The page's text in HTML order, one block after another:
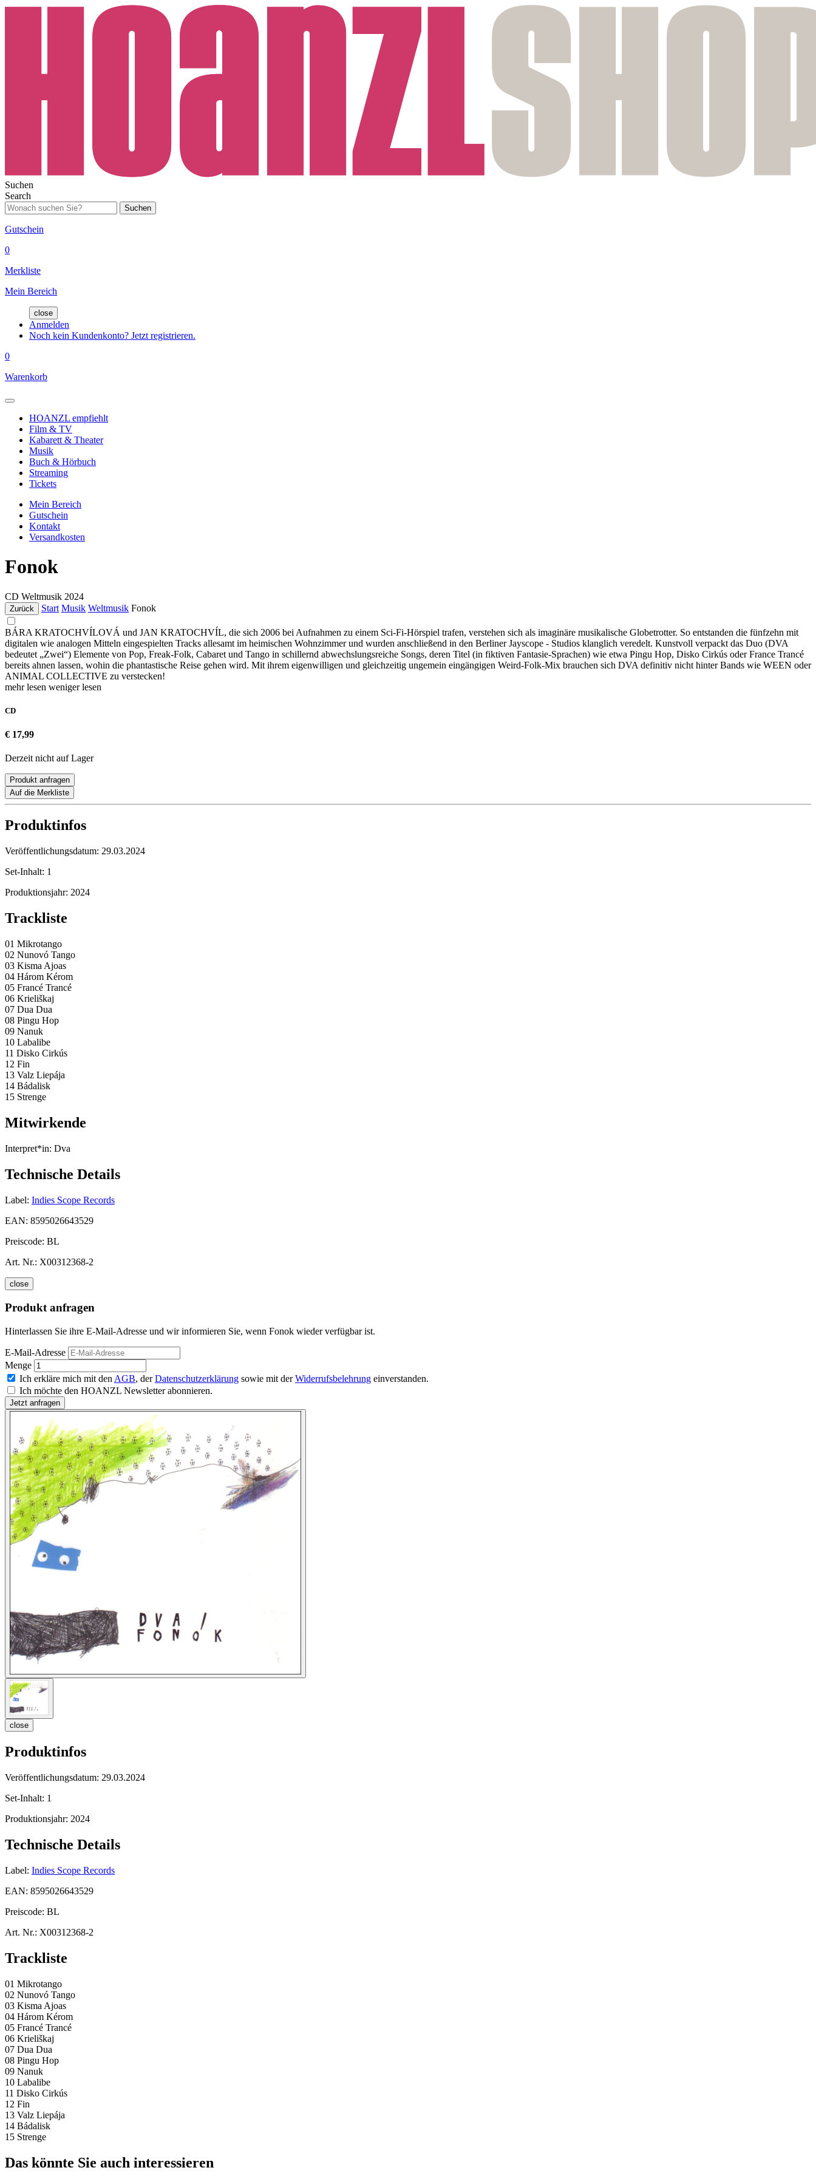
Suchen
Search
Suchen
Gutschein
0
Merkliste
Mein Bereich
close
Anmelden
Noch kein Kundenkonto? Jetzt registrieren.
0
Warenkorb
HOANZL empfiehlt
Film & TV
Kabarett & Theater
Musik
Buch & Hörbuch
Streaming
Tickets
Mein Bereich
Gutschein
Kontakt
Versandkosten
Fonok
CD Weltmusik 2024
Zurück Start Musik Weltmusik Fonok
BÁRA KRATOCHVÍLOVÁ und JAN KRATOCHVÍL, die sich 2006 bei Aufnahmen zu einem Sci-Fi-Hörspiel trafen, verstehen sich als imaginäre musikalische Globetrotter. So entstanden die fünfzehn mit
digitalen wie analogen Mitteln eingespielten Tracks allesamt im heimischen Wohnzimmer und wurden anschließend in den Berliner Jayscope - Studios klanglich veredelt. Kunstvoll verpackt das Duo (DVA
bedeutet „Zwei“) Elemente von Pop, Freak-Folk, Cabaret und Tango in schillernd abwechslungsreiche Songs, deren Titel (in fiktiven Fantasie-Sprachen) wie etwa Pingu Hop, Disko Cirkús oder France Trancé
bereits ahnen lassen, wohin die phantastische Reise gehen wird. Mit ihrem eigenwilligen und gleichzeitig ungemein eingängigen Weird-Folk-Mix brauchen sich DVA definitiv nicht hinter Bands wie WEEN oder
ANIMAL COLLECTIVE zu verstecken!
mehr lesen weniger lesen
CD
€ 17,99
Derzeit nicht auf Lager
Produkt anfragen
Auf die Merkliste
Produktinfos
Veröffentlichungsdatum: 29.03.2024
Set-Inhalt: 1
Produktionsjahr: 2024
Trackliste
01 Mikrotango
02 Nunovó Tango
03 Kisma Ajoas
04 Három Kérom
05 Francé Trancé
06 Krieliškaj
07 Dua Dua
08 Pingu Hop
09 Nanuk
10 Labalibe
11 Disko Cirkús
12 Fin
13 Valz Liepája
14 Bádalisk
15 Strenge
Mitwirkende
Interpret*in: Dva
Technische Details
Label: Indies Scope Records
EAN: 8595026643529
Preiscode: BL
Art. Nr.: X00312368-2
close
Produkt anfragen
Hinterlassen Sie ihre E-Mail-Adresse und wir informieren Sie, wenn Fonok wieder verfügbar ist.
E-Mail-Adresse
Menge
Ich erkläre mich mit den AGB, derDatenschutzerklärung sowie mit derWiderrufsbelehrung einverstanden.
Ich möchte den HOANZL Newsletter abonnieren.
close
Produktinfos
Veröffentlichungsdatum: 29.03.2024
Set-Inhalt: 1
Produktionsjahr: 2024
Technische Details
Label: Indies Scope Records
EAN: 8595026643529
Preiscode: BL
Art. Nr.: X00312368-2
Trackliste
01 Mikrotango
02 Nunovó Tango
03 Kisma Ajoas
04 Három Kérom
05 Francé Trancé
06 Krieliškaj
07 Dua Dua
08 Pingu Hop
09 Nanuk
10 Labalibe
11 Disko Cirkús
12 Fin
13 Valz Liepája
14 Bádalisk
15 Strenge
Das könnte Sie auch interessieren